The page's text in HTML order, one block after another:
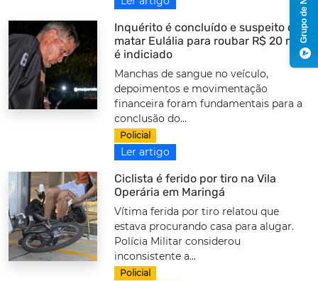
Inquérito é concluído e suspeito de
matar Eulália para roubar R$ 20 mil
é indiciado
Manchas de sangue no veículo,
depoimentos e movimentação
financeira foram fundamentais para a
conclusão do...
Policial
Ler artigo
Ciclista é ferido por tiro na Vila
Operária em Maringá
Vítima ferida por tiro relatou que
estava procurando casa para alugar.
Polícia Militar considerou
inconsistente a...
Policial